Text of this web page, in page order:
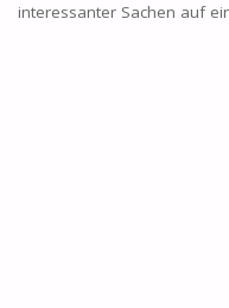
interessanter Sachen auf